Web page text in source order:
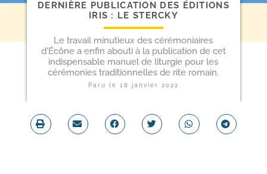
DERNIÈRE PUBLICATION DES ÉDITIONS
IRIS : LE STERCKY
Le travail minutieux des cérémoniaires
d'Écône a enfin abouti à la publication de cet
indispensable manuel de liturgie pour les
cérémonies traditionnelles de rite romain.
Paru le 18 janvier 2022